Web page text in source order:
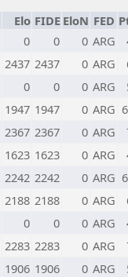
Elo FIDE EloN FED
0 0 0 ARG
2437 2437 0 ARG
0 0 0 ARG
1947 1947 0 ARG
2367 2367 0 ARG
1623 1623 0 ARG
2242 2242 0 ARG
2188 2188 0 ARG
0 0 0 ARG
2283 2283 0 ARG
1906 1906 0 ARG